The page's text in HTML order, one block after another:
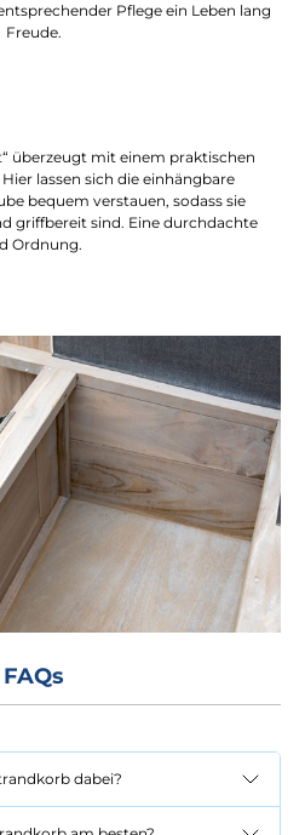
Pflege ein Leben lang
Freude.
überzeugt mit einem praktischen
lassen sich die einhängbare
bequem verstauen, sodass sie
griffbereit sind. Eine durchdachte
Ordnung.
FAQs
dabei?